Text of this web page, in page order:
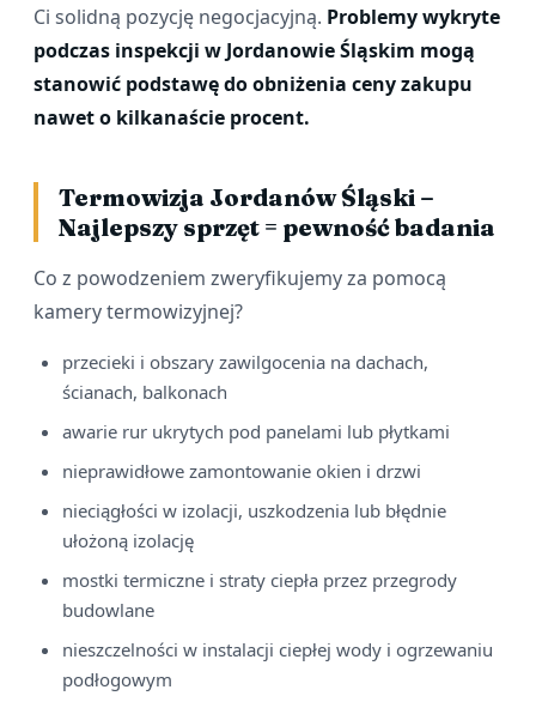
Ci solidną pozycję negocjacyjną. Problemy wykryte
podczas inspekcji w Jordanowie Śląskim mogą
stanowić podstawę do obniżenia ceny zakupu
nawet o kilkanaście procent.
Termowizja Jordanów Śląski –
Najlepszy sprzęt = pewność badania
Co z powodzeniem zweryfikujemy za pomocą
kamery termowizyjnej?
przecieki i obszary zawilgocenia na dachach,
ścianach, balkonach
awarie rur ukrytych pod panelami lub płytkami
nieprawidłowe zamontowanie okien i drzwi
nieciągłości w izolacji, uszkodzenia lub błędnie
ułożoną izolację
mostki termiczne i straty ciepła przez przegrody
budowlane
nieszczelności w instalacji ciepłej wody i ogrzewaniu
podłogowym